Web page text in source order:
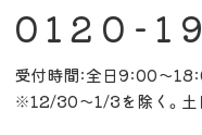
0120-
受付時間:全日9:00～
※12/30～1/3を除く。土